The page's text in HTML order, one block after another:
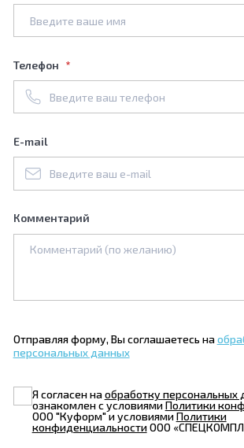
Телефон
E-mail
Комментарий
Отправляя форму, Вы соглашаетесь на
персональных данных
Я согласен наобработку персональных
ознакомлен с условиямиПолитики
ООО "Куформ" и условиямиПолитики
конфиденциальностиООО